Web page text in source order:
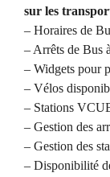
sur les
– Horaires de
– Arrêts de Bus
– Widgets pour
– Vélos
– Stations
– Gestion des
– Gestion des
– Disponibilité